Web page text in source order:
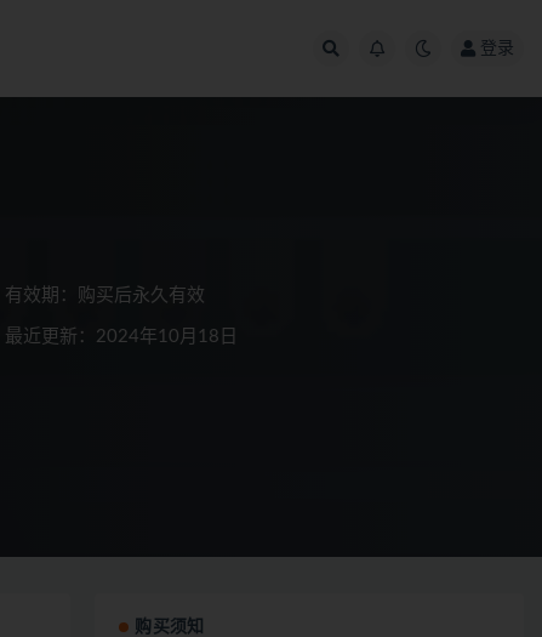
登录
有效期：购买后永久有效
最近更新：2024年10月18日
购买须知